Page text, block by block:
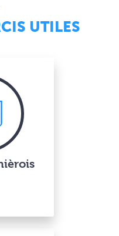
UTILES